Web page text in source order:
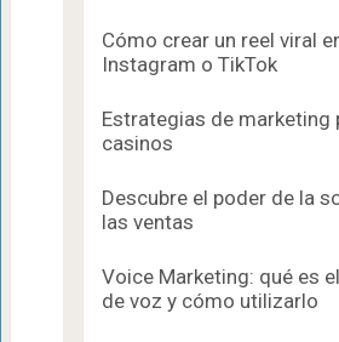
Cómo crear un reel viral
Instagram o TikTok
Estrategias de marketing
casinos
Descubre el poder de la
las ventas
Voice Marketing: qué es
de voz y cómo utilizarlo